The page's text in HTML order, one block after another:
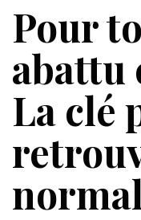
Pour
abattu
La clé